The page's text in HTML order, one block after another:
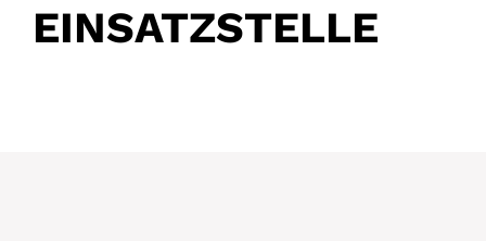
EINSATZ­STELLE